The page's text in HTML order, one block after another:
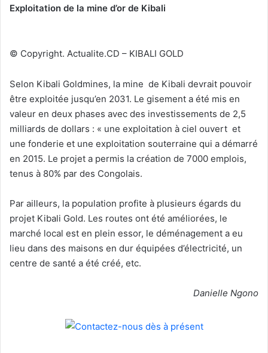
Exploitation de la mine d’or de Kibali
© Copyright. Actualite.CD – KIBALI GOLD
Selon Kibali Goldmines, la mine de Kibali devrait pouvoir
être exploitée jusqu’en 2031. Le gisement a été mis en
valeur en deux phases avec des investissements de 2,5
milliards de dollars : « une exploitation à ciel ouvert et
une fonderie et une exploitation souterraine qui a démarré
en 2015. Le projet a permis la création de 7000 emplois,
tenus à 80% par des Congolais.
Par ailleurs, la population profite à plusieurs égards du
projet Kibali Gold. Les routes ont été améliorées, le
marché local est en plein essor, le déménagement a eu
lieu dans des maisons en dur équipées d’électricité, un
centre de santé a été créé, etc.
Danielle Ngono